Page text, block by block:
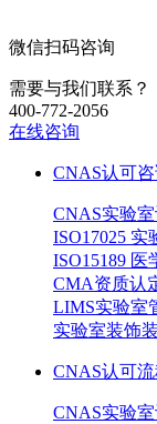
微信扫码咨询
需要与我们联系？
400-772-2056
在线咨询
CNAS认可
CNAS实验
ISO17025 实
ISO15189
CMA资质认
LIMS实验室
实验室装饰
CNAS认可
CNAS实验